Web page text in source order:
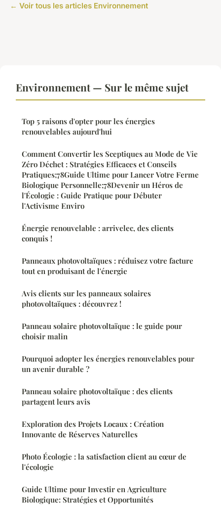
← Voir tous les articles Environnement
Environnement — Sur le même sujet
Top 5 raisons d'opter pour les énergies
renouvelables aujourd'hui
Comment Convertir les Sceptiques au Mode de Vie
Zéro Déchet : Stratégies Efficaces et Conseils
Pratiques;78Guide Ultime pour Lancer Votre Ferme
Biologique Personnelle;78Devenir un Héros de
l'Écologie : Guide Pratique pour Débuter
l'Activisme Enviro
Énergie renouvelable : arrivelec, des clients
conquis !
Panneaux photovoltaïques : réduisez votre facture
tout en produisant de l'énergie
Avis clients sur les panneaux solaires
photovoltaïques : découvrez !
Panneau solaire photovoltaïque : le guide pour
choisir malin
Pourquoi adopter les énergies renouvelables pour
un avenir durable ?
Panneau solaire photovoltaïque : des clients
partagent leurs avis
Exploration des Projets Locaux : Création
Innovante de Réserves Naturelles
Photo Écologie : la satisfaction client au cœur de
l'écologie
Guide Ultime pour Investir en Agriculture
Biologique: Stratégies et Opportunités